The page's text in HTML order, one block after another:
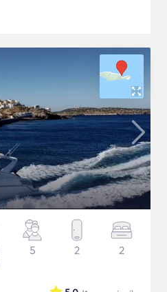
5 2 2